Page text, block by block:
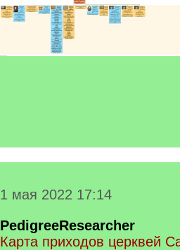
1 мая 2022 17:14
PedigreeResearcher
Карта приходов церквей